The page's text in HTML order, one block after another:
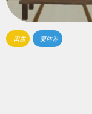
田舎 夏休み